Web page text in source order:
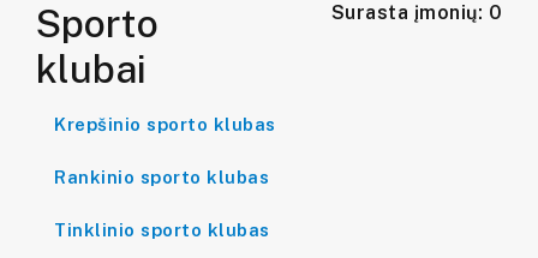
Sporto
klubai
Surasta įmonių: 0
Krepšinio sporto klubas
Rankinio sporto klubas
Tinklinio sporto klubas